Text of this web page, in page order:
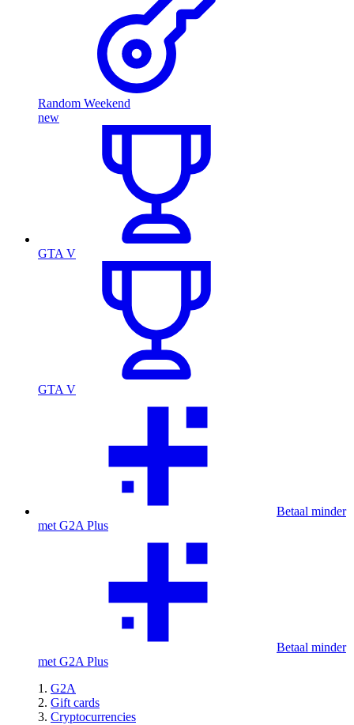
Random Weekend
new
GTA V
GTA V
Betaal minder
met G2A Plus
Betaal minder
met G2A Plus
G2A
Gift cards
Cryptocurrencies